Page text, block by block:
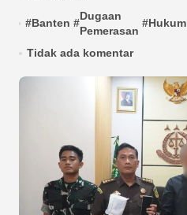
#Banten #
Dugaan
Pemerasan
#Hukum
Tidak ada komentar